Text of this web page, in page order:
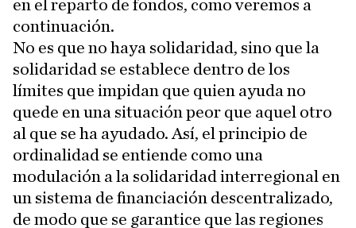
en el reparto de fondos, como veremos a
continuación.
No es que no haya solidaridad, sino que la
solidaridad se establece dentro de los
límites que impidan que quien ayuda no
quede en una situación peor que aquel otro
al que se ha ayudado. Así, el principio de
ordinalidad se entiende como una
modulación a la solidaridad interregional en
un sistema de financiación descentralizado,
de modo que se garantice que las regiones